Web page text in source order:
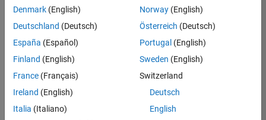
Poste:
36935-
Ingénierie
de
la
Denmark (English)
Deutschland (Deutsch)
España (Español)
Finland (English)
France (Français)
Ireland (English)
Italia (Italiano)
Norway(English)
Österreich (Deutsch)
Portugal (English)
Sweden (English)
Switzerland
Deutsch
English